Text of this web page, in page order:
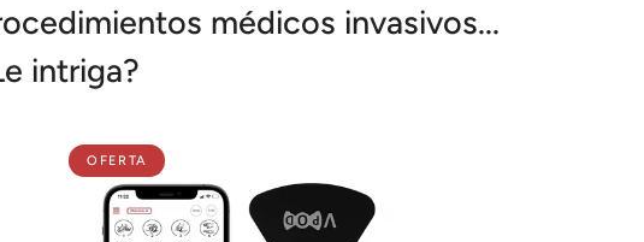
médicos invasivos...
intriga?
OFERTA